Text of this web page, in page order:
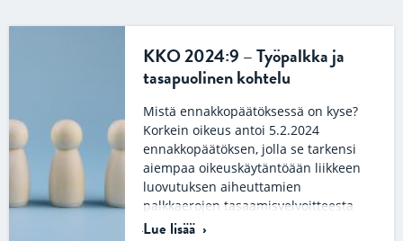
KKO 2024:9 – Työpalkka ja
tasapuolinen kohtelu
Mistä ennakkopäätöksessä on kyse?
Korkein oikeus antoi 5.2.2024
ennakkopäätöksen, jolla se tarkensi
aiempaa oikeuskäytäntöään liikkeen
luovutuksen aiheuttamien
palkkaerojen tasaamisvelvoitteesta
ja…
Lue lisää